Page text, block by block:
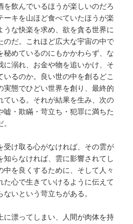
を飲んでいるほうが楽しいのだろ
ーキを山ほど食べていたほうが楽
うな快楽を求め、欲を貪る世界に
のだ。これほど広大な宇宙の中で
秘めているのにもかかわらず、な
に溺れ、お金や物を追いかけ、そ
いるのか。良い世の中を創るどこ
実態でひどい世界を創り、最終的
ている。それが結果を生み、次の
嘘・欺瞞・苛立ち・犯罪に満ちた
受け取る心がなければ、その雲が
知らなければ、雲に影響されてし
中を良くするために、そして人々
た心で生きていけるように伝えて
いという苛立ちがある。
に漂ってしまい、人間が肉体を持